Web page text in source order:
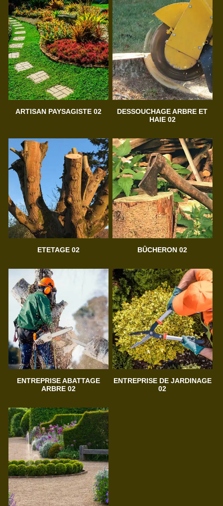
ARTISAN PAYSAGISTE 02
DESSOUCHAGE ARBRE ET
HAIE 02
ETETAGE 02 BÛCHERON 02
ENTREPRISE ABATTAGE
ARBRE 02
ENTREPRISE DE JARDINAGE
02